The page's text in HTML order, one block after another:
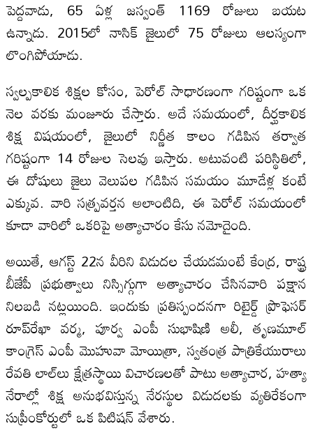
పెద్దవాడు, 65 ఏళ్ల జస్వంత్ 1169 రోజులు బయట
ఉన్నాడు. 2015లో నాసిక్ జైలులో 75 రోజులు ఆలస్యంగా
లొంగిపోయాడు.
స్వల్పకాలిక శిక్షల కోసం, పెరోల్ సాధారణంగా గరిష్టంగా ఒక
నెల వరకు మంజూరు చేస్తారు. అదే సమయంలో, దీర్ఘకాలిక
శిక్ష విషయంలో, జైలులో నిర్ణీత కాలం గడిపిన తర్వాత
గరిష్టంగా 14 రోజుల సెలవు ఇస్తారు. అటువంటి పరిస్థితిలో,
ఈ దోషులు జైలు వెలుపల గడిపిన సమయం మూడేళ్ల కంటే
ఎక్కువ. వారి సత్ప్రవర్తన అలాంటిది, ఈ పెరోల్ సమయంలో
కూడా వారిలో ఒకరిపై అత్యాచారం కేసు నమోదైంది.
అయితే, ఆగస్ట్ 22న వీరిని విడుదల చేయడమంటే కేంద్ర, రాష్ట్ర
బీజేపీ ప్రభుత్వాలు నిస్సిగ్గుగా అత్యాచారం చేసినవారి పక్షాన
నిలబడి నట్లయింది. ఇందుకు ప్రతిస్పందనగా రిటైర్డ్ ప్రొఫెసర్
రూప్‌రేఖా వర్మ, పూర్వ ఎంపీ సుభాషిణి అలీ, తృణమూల్
కాంగ్రెస్ ఎంపీ మొహువా మోయిత్రా, స్వతంత్ర పాత్రికేయురాలు
రేవతి లాల్‌లు క్షేత్రస్థాయి విచారణలతో పాటు అత్యాచార, హత్యా
నేరాల్లో శిక్ష అనుభవిస్తున్న నేరస్థుల విడుదలకు వ్యతిరేకంగా
సుప్రీంకోర్టులో ఒక పిటిషన్ వేశారు.